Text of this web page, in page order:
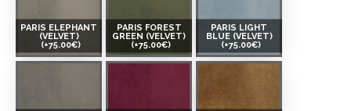
PARIS ELEPHANT
(VELVET)
(+75.00€)
PARIS FOREST
GREEN (VELVET)
(+75.00€)
PARIS LIGHT
BLUE (VELVET)
(+75.00€)